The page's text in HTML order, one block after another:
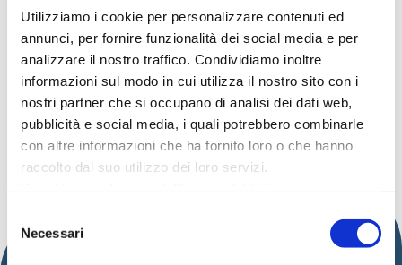
Utilizziamo i cookie per personalizzare contenuti ed
annunci, per fornire funzionalità dei social media e per
analizzare il nostro traffico. Condividiamo inoltre
informazioni sul modo in cui utilizza il nostro sito con i
nostri partner che si occupano di analisi dei dati web,
pubblicità e social media, i quali potrebbero combinarle
con altre informazioni che ha fornito loro o che hanno
raccolto dal suo utilizzo dei loro servizi.
Per ulteriori informazioni è possibile consultare
Cookie Policy.
delNecessari
29
NOV
NATALE A CATTOLICA 2025 2026
CHALET TASTE
Via Bovio
21
DIC
NATALE A CATTOLICA 2025 2026
TESSITORI NEOLITICI
Museo della Regina